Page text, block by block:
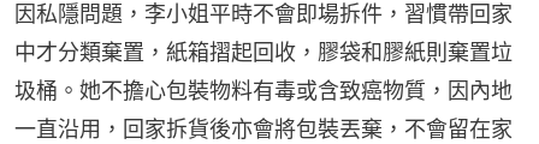
因私隱問題，李小姐平時不會即場拆件，習慣帶回家
中才分類棄置，紙箱摺起回收，膠袋和膠紙則棄置垃
圾桶。她不擔心包裝物料有毒或含致癌物質，因內地
一直沿用，回家拆貨後亦會將包裝丟棄，不會留在家